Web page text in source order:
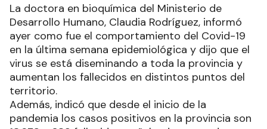
La doctora en bioquímica del Ministerio de
Desarrollo Humano, Claudia Rodríguez, informó
ayer como fue el comportamiento del Covid-19
en la última semana epidemiológica y dijo que el
virus se está diseminando a toda la provincia y
aumentan los fallecidos en distintos puntos del
territorio.
Además, indicó que desde el inicio de la
pandemia los casos positivos en la provincia son